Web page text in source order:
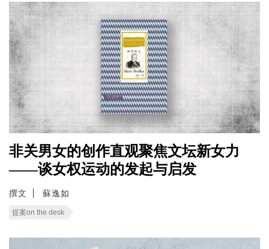
非关男女的创作直观聚焦文坛新女力
——谈女权运动的发起与启发
撰文 蘇逸如
提案on the desk